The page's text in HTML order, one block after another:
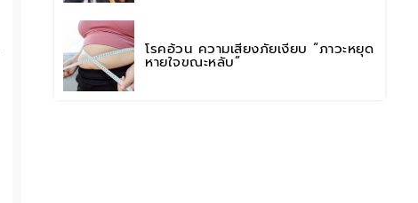
โรคอ้วน ความเสี่ยงภัยเงียบ “ภาวะหยุด
หายใจขณะหลับ”